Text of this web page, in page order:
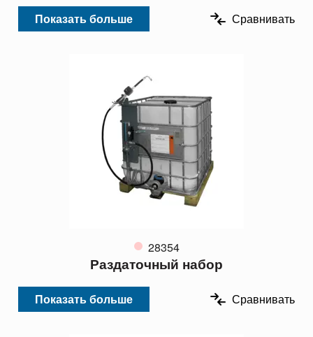
Показать больше Сравнивать
28354
Раздаточный набор
Показать больше Сравнивать